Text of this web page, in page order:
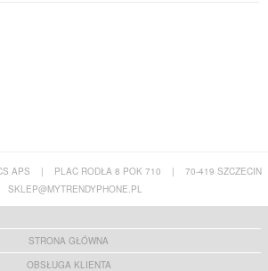
APS | PLAC RODŁA 8 POK 710 |
70-419 SZCZECIN
SKLEP@MYTRENDYPHONE.PL
STRONA GŁÓWNA
OBSŁUGA KLIENTA